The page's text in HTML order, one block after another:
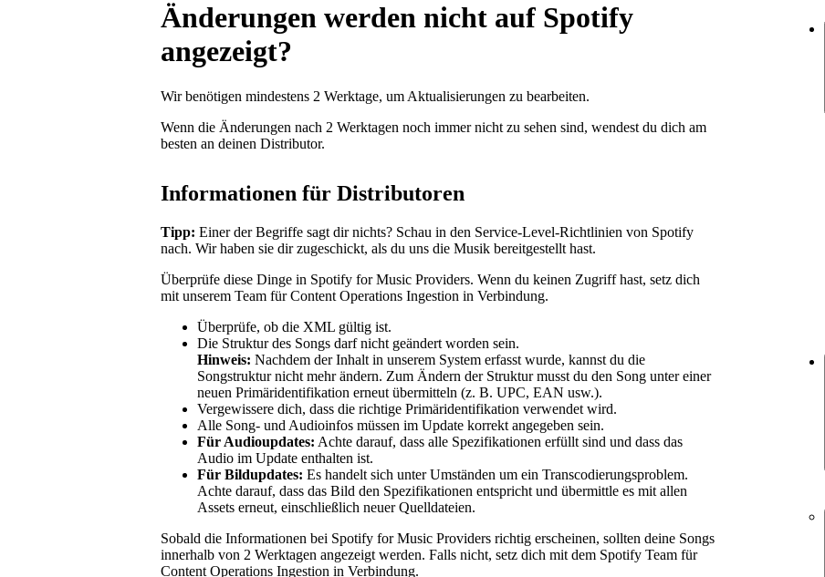
Änderungen werden nicht auf Spotify
angezeigt?
Wir benötigen mindestens 2 Werktage, um Aktualisierungen zu bearbeiten.
Wenn die Änderungen nach 2 Werktagen noch immer nicht zu sehen sind, wendest du dich am
besten an deinen Distributor.
Informationen für Distributoren
Tipp: Einer der Begriffe sagt dir nichts? Schau in den Service-Level-Richtlinien von Spotify
nach. Wir haben sie dir zugeschickt, als du uns die Musik bereitgestellt hast.
Überprüfe diese Dinge in Spotify for Music Providers. Wenn du keinen Zugriff hast, setz dich
mit unserem Team für Content Operations Ingestion in Verbindung.
Überprüfe, ob die XML gültig ist.
Die Struktur des Songs darf nicht geändert worden sein.
Hinweis: Nachdem der Inhalt in unserem System erfasst wurde, kannst du die
Songstruktur nicht mehr ändern. Zum Ändern der Struktur musst du den Song unter einer
neuen Primäridentifikation erneut übermitteln (z. B. UPC, EAN usw.).
Vergewissere dich, dass die richtige Primäridentifikation verwendet wird.
Alle Song- und Audioinfos müssen im Update korrekt angegeben sein.
Für Audioupdates: Achte darauf, dass alle Spezifikationen erfüllt sind und dass das
Audio im Update enthalten ist.
Für Bildupdates: Es handelt sich unter Umständen um ein Transcodierungsproblem.
Achte darauf, dass das Bild den Spezifikationen entspricht und übermittle es mit allen
Assets erneut, einschließlich neuer Quelldateien.
Sobald die Informationen bei Spotify for Music Providers richtig erscheinen, sollten deine Songs
innerhalb von 2 Werktagen angezeigt werden. Falls nicht, setz dich mit dem Spotify Team für
Content Operations Ingestion in Verbindung.